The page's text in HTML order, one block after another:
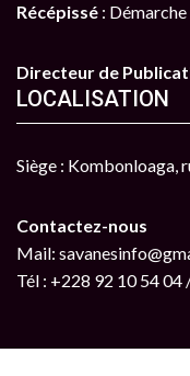
Récépissé :
Directeur de
LOCALISATION
Siège : Kombonloaga,
Contactez-nous
Mail:
Tél : +228 92 10 54 04